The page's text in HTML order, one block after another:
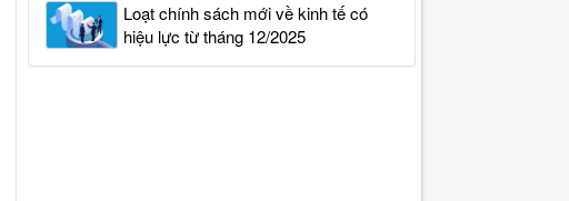
Loạt chính sách mới về kinh tế có
hiệu lực từ tháng 12/2025